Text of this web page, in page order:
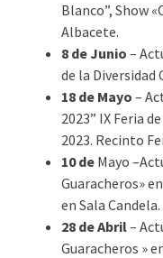
Blanco”, Show
Albacete.
8 de Junio –
de la
18 de Mayo –
2023” IX Feria
2023. Recinto
10 de Mayo
Guaracheros»
en Sala Candela.
28 de Abril–
Guaracheros »